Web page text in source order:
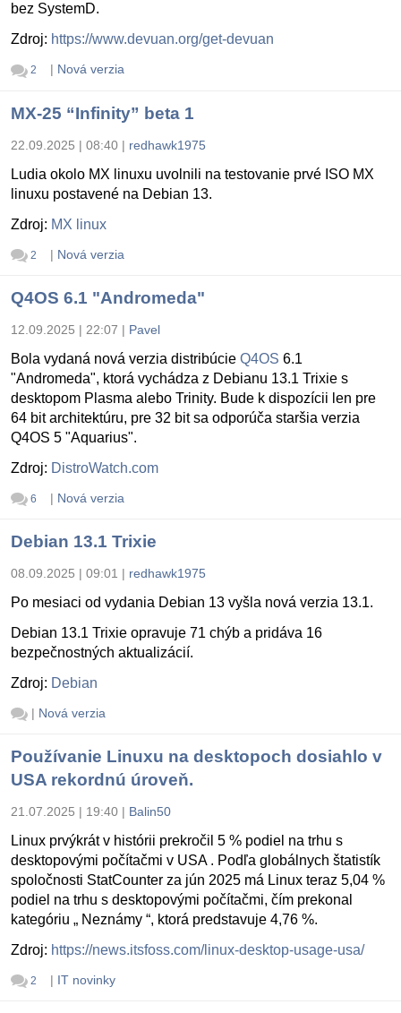
bez SystemD.
Zdroj: https://www.devuan.org/get-devuan
2 | Nová verzia
MX-25 “Infinity” beta 1
22.09.2025 | 08:40 | redhawk1975
Ludia okolo MX linuxu uvolnili na testovanie prvé ISO MX
linuxu postavené na Debian 13.
Zdroj: MX linux
2 | Nová verzia
Q4OS 6.1 "Andromeda"
12.09.2025 | 22:07 | Pavel
Bola vydaná nová verzia distribúcie Q4OS 6.1
"Andromeda", ktorá vychádza z Debianu 13.1 Trixie s
desktopom Plasma alebo Trinity. Bude k dispozícii len pre
64 bit architektúru, pre 32 bit sa odporúča staršia verzia
Q4OS 5 "Aquarius".
Zdroj: DistroWatch.com
6 | Nová verzia
Debian 13.1 Trixie
08.09.2025 | 09:01 | redhawk1975
Po mesiaci od vydania Debian 13 vyšla nová verzia 13.1.
Debian 13.1 Trixie opravuje 71 chýb a pridáva 16
bezpečnostných aktualizácií.
Zdroj: Debian
| Nová verzia
Používanie Linuxu na desktopoch dosiahlo v
USA rekordnú úroveň.
21.07.2025 | 19:40 | Balin50
Linux prvýkrát v histórii prekročil 5 % podiel na trhu s
desktopovými počítačmi v USA . Podľa globálnych štatistík
spoločnosti StatCounter za jún 2025 má Linux teraz 5,04 %
podiel na trhu s desktopovými počítačmi, čím prekonal
kategóriu „ Neznámy “, ktorá predstavuje 4,76 %.
Zdroj: https://news.itsfoss.com/linux-desktop-usage-usa/
2 | IT novinky